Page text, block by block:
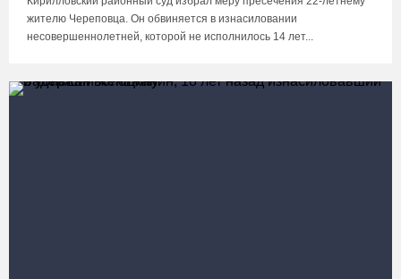
жителю Череповца. Он обвиняется в изнасиловании
несовершеннолетней, которой не исполнилось 14 лет...